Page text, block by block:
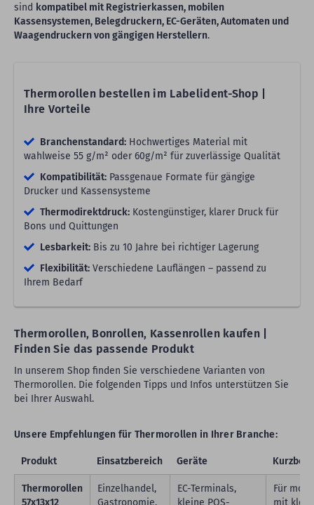
sind kompatibel mit Registrierkassen, mobilen
Kassensystemen, Belegdruckern, EC-Geräten, Automaten und
Waagendruckern von gängigen Herstellern.
Thermorollen bestellen im Labelident-Shop |
Ihre Vorteile
Branchenstandard: Hochwertiges Material mit
wahlweise 55 g/m² oder 60g/m² für zuverlässige Qualität
Kompatibilität: Passgenaue Formate für gängige
Drucker und Kassensysteme
Thermodirektdruck: Kostengünstiger, klarer Druck für
Bons und Quittungen
Lesbarkeit: Bis zu 10 Jahre bei richtiger Lagerung
Flexibilität: Verschiedene Lauflängen – passend zu
Ihrem Bedarf
Thermorollen, Bonrollen, Kassenrollen kaufen |
Finden Sie das passende Produkt
In unserem Shop finden Sie verschiedene Varianten von
Thermorollen. Die folgenden Tipps und Infos unterstützen Sie
bei Ihrer Auswahl.
Unsere Empfehlungen für Thermorollen in Ihrer Branche:
Produkt Einsatzbereich Geräte
Thermorollen
57x13x12
Einzelhandel,
Gastronomie,
EC-Terminals,
kleine POS-
Für
mit